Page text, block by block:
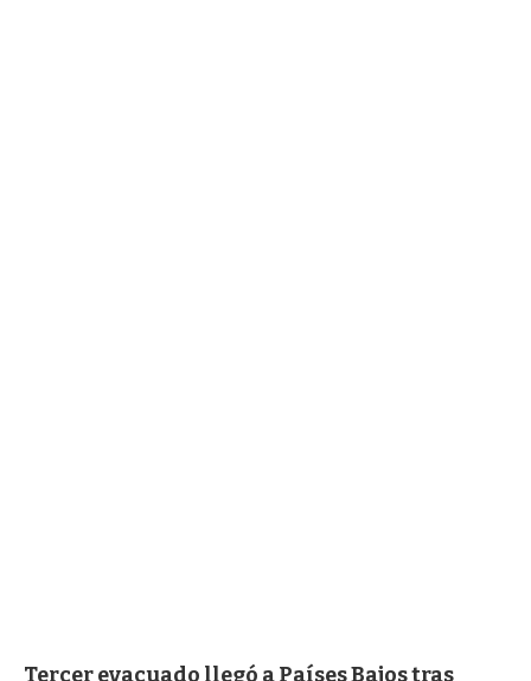
Tercer evacuado llegó a Países Bajos tras